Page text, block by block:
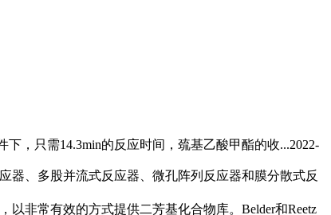
下，只需14.3min的反应时间，巯基乙酸甲酯的收...2022-
器 、多股并流式反应器、微孔阵列反应器和膜分散式反
，以非常有效的方式提供二芳基化合物库。Belder和Reetz